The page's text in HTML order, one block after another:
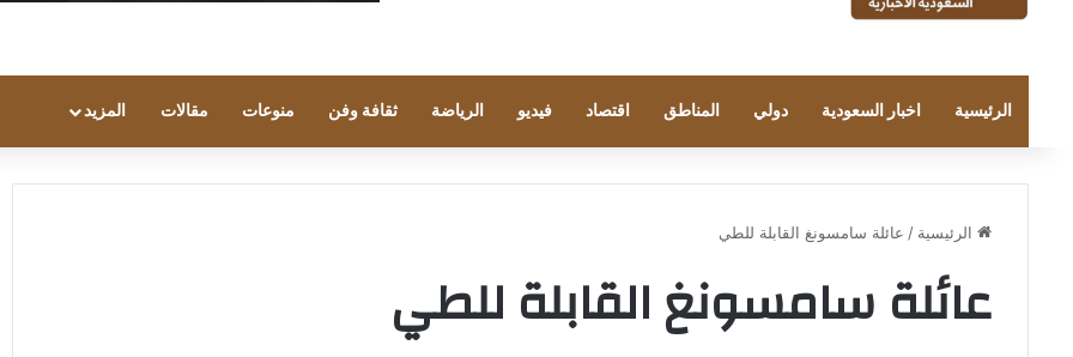
الرئيسية اخبار السعودية دولي المناطق اقتصاد فيديو الرياضة ثقافة وفن منوعات مقالات المزيد
الرئيسية / عائلة سامسونغ القابلة للطي
عائلة سامسونغ القابلة للطي